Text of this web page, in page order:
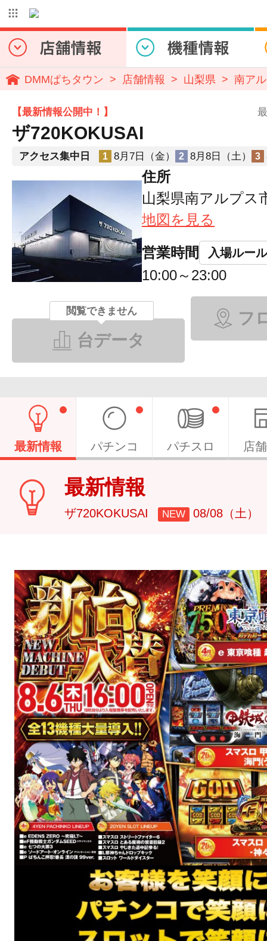
DMMぱちタウン 店舗情報 山梨県 南ア
【最新情報公開中！】
ザ720KOKUSAI
アクセス集中日 1 8月7日（金） 2 8月8日（土） 3
住所
山梨県南アルプス
地図を見る
営業時間 入場ルール
10:00～23:00
閲覧できません
台データ
フ
最新情報 パチンコ パチスロ 店
最新情報
ザ720KOKUSAI NEW 08/08（土）